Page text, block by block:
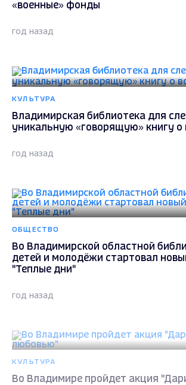
«военные» фонды
год назад
КУЛЬТУРА
Владимирская библиотека для
уникальную «говорящую» книгу о
год назад
ОБЩЕСТВО
Во Владимирской областной
детей и молодёжи стартовал
"Теплые дни"
год назад
КУЛЬТУРА
Во Владимире пройдет акция